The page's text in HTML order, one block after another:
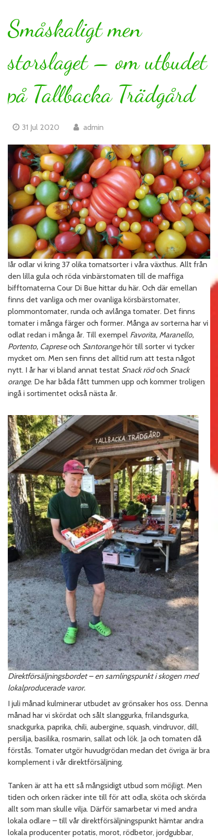
Småskaligt men
storslaget – om utbudet
på Tallbacka Trädgård
31 Jul 2020 admin
Iår odlar vi kring 37 olika tomatsorter i våra växthus. Allt från
den lilla gula och röda vinbärstomaten till de maffiga
bifftomaterna Cour Di Bue hittar du här. Och där emellan
finns det vanliga och mer ovanliga körsbärstomater,
plommontomater, runda och avlånga tomater. Det finns
tomater i många färger och former. Många av sorterna har vi
odlat redan i många år. Till exempel Favorita, Maranello,
Portento, Capreseoch Santorangehör till sorter vi tycker
mycket om. Men sen finns det alltid rum att testa något
nytt. I år har vi bland annat testat Snack rödoch Snack
orange. De har båda fått tummen upp och kommer troligen
ingå i sortimentet också nästa år.
Direktförsäljningsbordet – en samlingspunkt i skogen med
lokalproducerade varor.
I juli månad kulminerar utbudet av grönsaker hos oss. Denna
månad har vi skördat och sålt slanggurka, frilandsgurka,
snackgurka, paprika, chili, aubergine, squash, vindruvor, dill,
persilja, basilika, rosmarin, sallat och lök. Ja och tomaten då
förstås. Tomater utgör huvudgrödan medan det övriga är bra
komplement i vår direktförsäljning.
Tanken är att ha ett så mångsidigt utbud som möjligt. Men
tiden och orken räcker inte till för att odla, sköta och skörda
allt som man skulle vilja. Därför samarbetar vi med andra
lokala odlare – till vår direktförsäljningspunkt hämtar andra
lokala producenter potatis, morot, rödbetor, jordgubbar,